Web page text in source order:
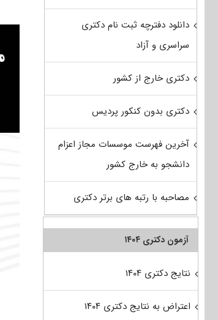
دانلود دفترچه ثبت نام دکتری
سراسری و آزاد
دکتری خارج از کشور
دکتری بدون کنکور پردیس
آخرین فهرست موسسات مجاز اعزام
دانشجو به خارج کشور
مصاحبه با رتبه های برتر دکتری
آزمون دکتری ۱۴۰۴
نتایج دکتری ۱۴۰۴
اعتراض به نتایج دکتری ۱۴۰۴